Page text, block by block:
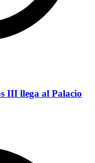
III llega al Palacio